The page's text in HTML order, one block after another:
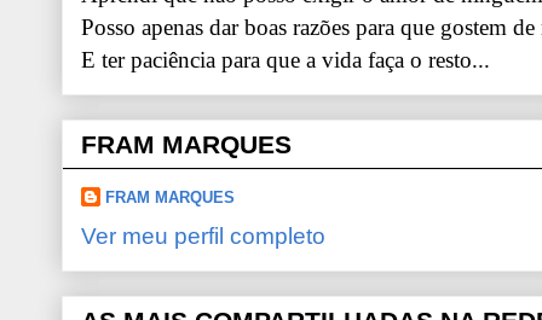
Posso apenas dar boas razões para que gostem
E ter paciência para que a vida faça o resto...
FRAM MARQUES
FRAM MARQUES
Ver meu perfil completo